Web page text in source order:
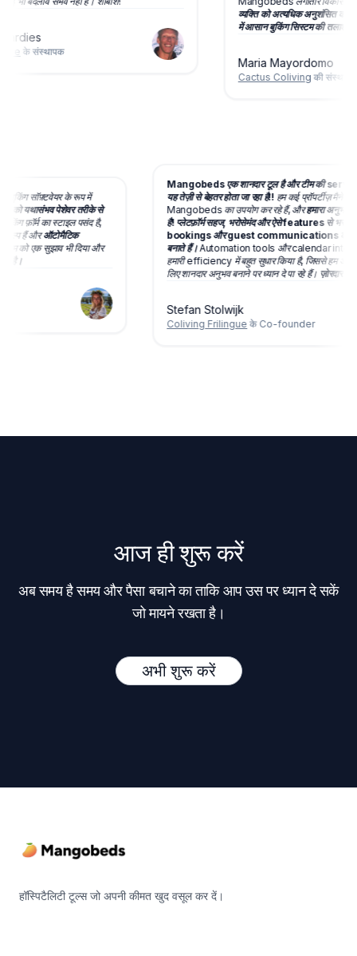
के संस्थापक
व्यक्ति को अत्यधिक अनुशंसित करते
में आसान बुकिंग सिस्टम की तलाश में
Maria Mayordomo
Cactus Colivingकी संस्थापक
बुकिंग सॉफ़्टवेयर के रूप में
को यथासंभव पेशेवर तरीके से
बुकिंग फ़ॉर्म का स्टाइल पसंद है,
विकल्प हैं औरऑटोमैटिक
टीम को एक सुझाव भी दिया और
है।
Mangobeds एक शानदार टूल है और टीम की
यह तेज़ी से बेहतर होता जा रहा है!!हम कई प्रॉपर्टीज़
Mangobeds का उपयोग कर रहे हैं, औरहमारा अनुभव
है! प्लेटफ़ॉर्म सहज, भरोसेमंद और ऐसे features से भरा
bookings और guest communications को
बनाते हैं।Automation tools और calendar
हमारी efficiency में बहुत सुधार किया है, जिससे हम
लिए शानदार अनुभव बनाने पर ध्यान दे पा रहे हैं।ज़ोरदार
Stefan Stolwijk
Coliving Frilingueके Co-founder
आज ही शुरू करें
अब समय है समय और पैसा बचाने का ताकि आप उस पर ध्यान दे सकें
जो मायने रखता है।
अभी शुरू करें
हॉस्पिटैलिटी टूल्स जो अपनी कीमत खुद वसूल कर दें।